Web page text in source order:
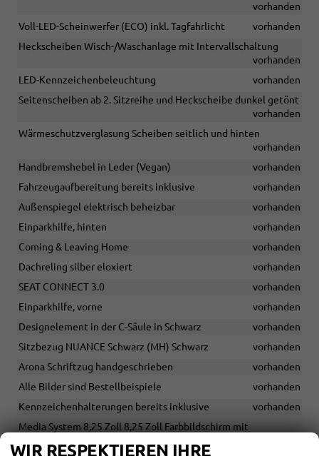
vorhanden
Voll-LED-Scheinwerfer (ECO) inkl. Tagfahrlicht
vorhanden
Heckscheiben Wisch-/Waschanlage mit Intervallschaltung
vorhanden
LED-Kennzeichenbeleuchtung
vorhanden
Seitenscheiben ab 2. Sitzreihe und Heckscheibe dunkel getönt
vorhanden
Wärmeschutzverglasung Scheiben seitlich und hinten
vorhanden
Handbremshebel in Leder (Vegan)
vorhanden
Fahrzeugaufbereitung bereits inklusive
vorhanden
Außenspiegel elektrisch beheizbar
vorhanden
Einparkhilfe, hinten
vorhanden
Coming & Leaving Home
vorhanden
Dachreling silber eloxiert
vorhanden
SEAT CONNECT 3.0
vorhanden
Einparkhilfe, vorne
vorhanden
Designelement in der C-Säule in Schwarz
vorhanden
Sitzbezug NUANCE Schwarz (MH) Schwarz
vorhanden
Arona Schriftzug handgeschrieben
vorhanden
Alle Bilder sind Bestellbeispiele
vorhanden
Kennzeichenhalterungen bereits inklusive
vorhanden
Media System 8,25 Zoll 8,25 Zoll Farbbildschirm mit
WIR RESPEKTIEREN IHRE